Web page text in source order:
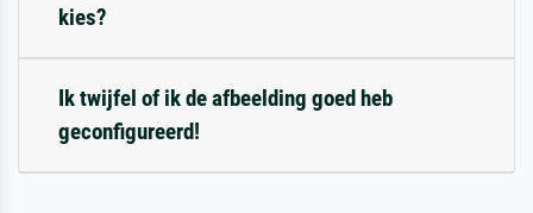
kies?
Ik twijfel of ik de afbeelding goed heb
geconfigureerd!